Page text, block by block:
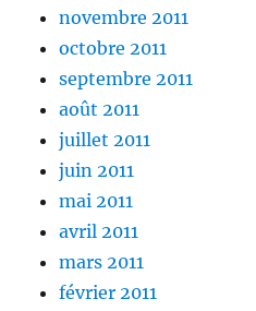
novembre 2011
octobre 2011
septembre 2011
août 2011
juillet 2011
juin 2011
mai 2011
avril 2011
mars 2011
février 2011